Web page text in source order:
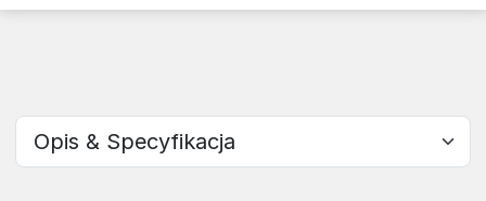
Wybierz sekcję